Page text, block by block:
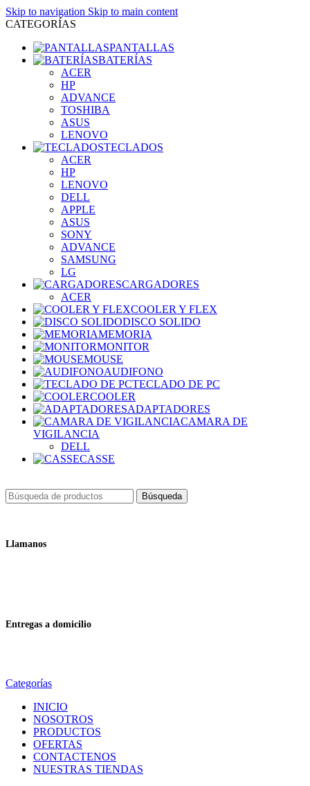
Skip to navigation Skip to main content
CATEGORÍAS
PANTALLAS
BATERÍAS
ACER
HP
ADVANCE
TOSHIBA
ASUS
LENOVO
TECLADOS
ACER
HP
LENOVO
DELL
APPLE
ASUS
SONY
ADVANCE
SAMSUNG
LG
CARGADORES
ACER
COOLER Y FLEX
DISCO SOLIDO
MEMORIA
MONITOR
MOUSE
AUDIFONO
TECLADO DE PC
COOLER
ADAPTADORES
CAMARA DE
VIGILANCIA
DELL
CASSE
Búsqueda
Llamanos
Entregas a domicilio
Categorías
INICIO
NOSOTROS
PRODUCTOS
OFERTAS
CONTACTENOS
NUESTRAS TIENDAS